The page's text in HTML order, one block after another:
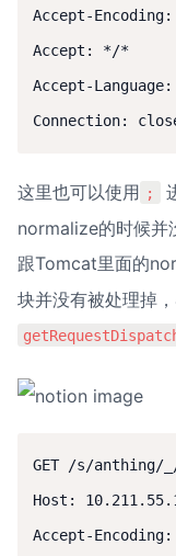
Accept-
Accept: */*
Accept-
Connection:
这里也可以使用 ;
normalize的时候并
跟Tomcat里面的
块并没有被处理掉
GET /s/anthing/
Host:
Accept-